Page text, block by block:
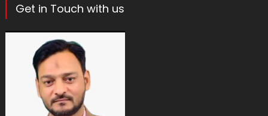
Get in Touch with us